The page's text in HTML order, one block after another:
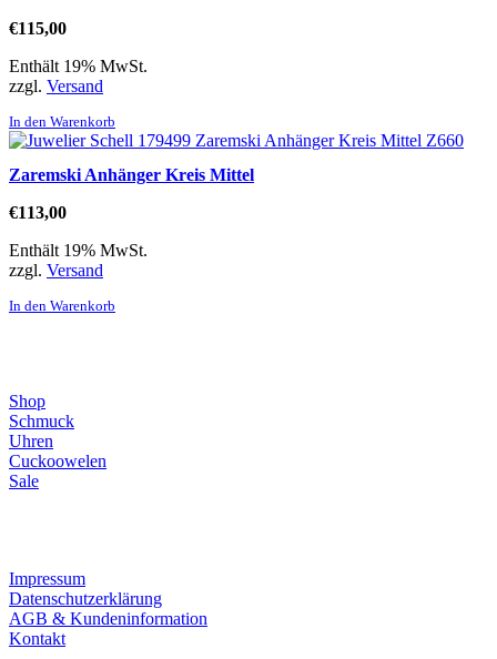
€115,00
Enthält 19% MwSt.
zzgl. Versand
In den Warenkorb
Zaremski Anhänger Kreis Mittel
€113,00
Enthält 19% MwSt.
zzgl. Versand
In den Warenkorb
Shop
Schmuck
Uhren
Cuckoowelen
Sale
Impressum
Datenschutzerklärung
AGB & Kundeninformation
Kontakt